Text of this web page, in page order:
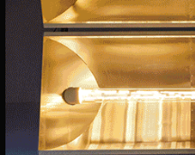
Federico Pazzagli
Dirección exibart.es
Carolina Ciuti
Administración
Evelyn Parretti
Marketing